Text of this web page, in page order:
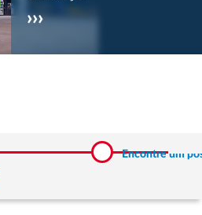
›››
Encontre um